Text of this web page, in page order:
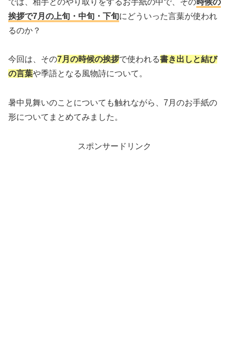
挨拶で7月の上旬・中旬・下旬にどういった言葉が使われ
るのか？
今回は、その7月の時候の挨拶で使われる書き出しと結び
の言葉や季語となる風物詩について。
暑中見舞いのことについても触れながら、7月のお手紙の
形についてまとめてみました。
スポンサードリンク